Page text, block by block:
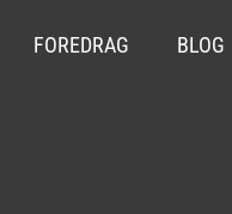
FOREDRAG BLOG